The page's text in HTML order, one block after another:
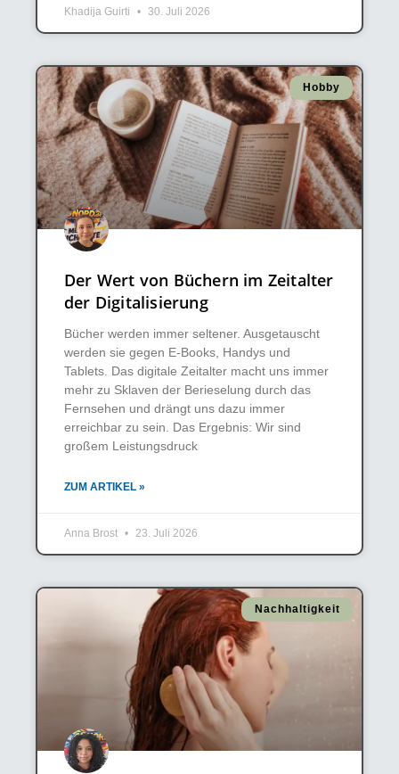
Khadija Guirti 30. Juli 2026
Hobby
Der Wert von Büchern im Zeitalter
der Digitalisierung
Bücher werden immer seltener. Ausgetauscht
werden sie gegen E-Books, Handys und
Tablets. Das digitale Zeitalter macht uns immer
mehr zu Sklaven der Berieselung durch das
Fernsehen und drängt uns dazu immer
erreichbar zu sein. Das Ergebnis: Wir sind
großem Leistungsdruck
ZUM ARTIKEL »
Anna Brost 23. Juli 2026
Nachhaltigkeit